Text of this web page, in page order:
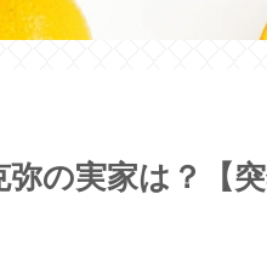
の実家は？【